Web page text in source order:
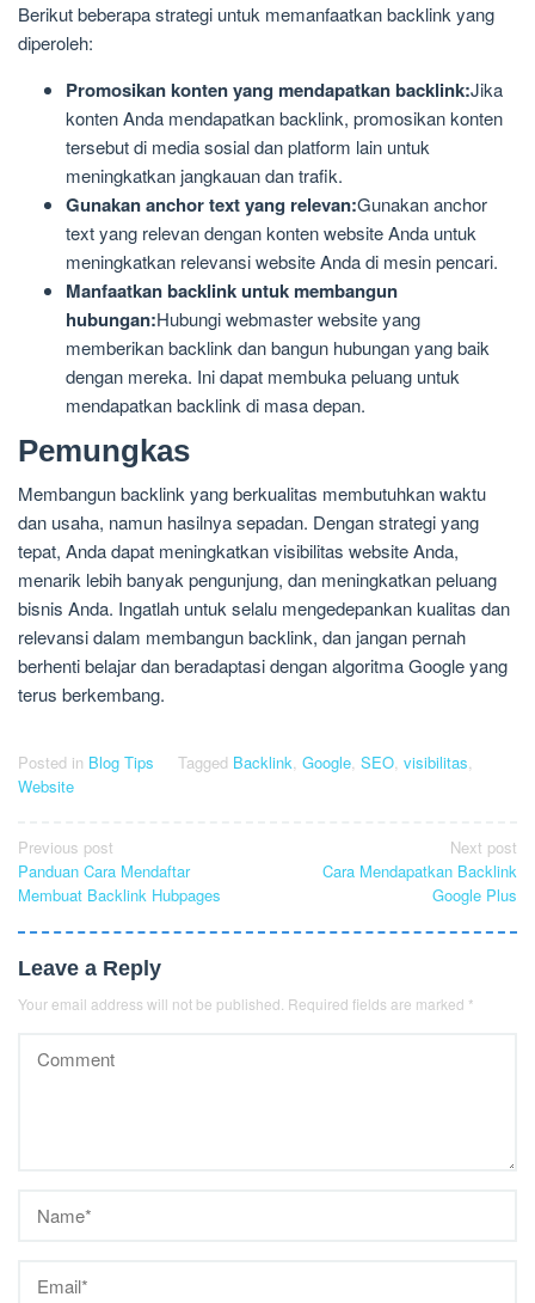
Berikut beberapa strategi untuk memanfaatkan backlink yang
diperoleh:
Promosikan konten yang mendapatkan backlink:Jika
konten Anda mendapatkan backlink, promosikan konten
tersebut di media sosial dan platform lain untuk
meningkatkan jangkauan dan trafik.
Gunakan anchor text yang relevan:Gunakan anchor
text yang relevan dengan konten website Anda untuk
meningkatkan relevansi website Anda di mesin pencari.
Manfaatkan backlink untuk membangun
hubungan:Hubungi webmaster website yang
memberikan backlink dan bangun hubungan yang baik
dengan mereka. Ini dapat membuka peluang untuk
mendapatkan backlink di masa depan.
Pemungkas
Membangun backlink yang berkualitas membutuhkan waktu
dan usaha, namun hasilnya sepadan. Dengan strategi yang
tepat, Anda dapat meningkatkan visibilitas website Anda,
menarik lebih banyak pengunjung, dan meningkatkan peluang
bisnis Anda. Ingatlah untuk selalu mengedepankan kualitas dan
relevansi dalam membangun backlink, dan jangan pernah
berhenti belajar dan beradaptasi dengan algoritma Google yang
terus berkembang.
Posted in Blog Tips Tagged Backlink Google SEO visibilitas
Website
Post
navigation
Previous post
Panduan Cara Mendaftar
Membuat Backlink Hubpages
Next post
Cara Mendapatkan Backlink
Google Plus
Leave a Reply
Your email address will not be published. Required fields are marked *